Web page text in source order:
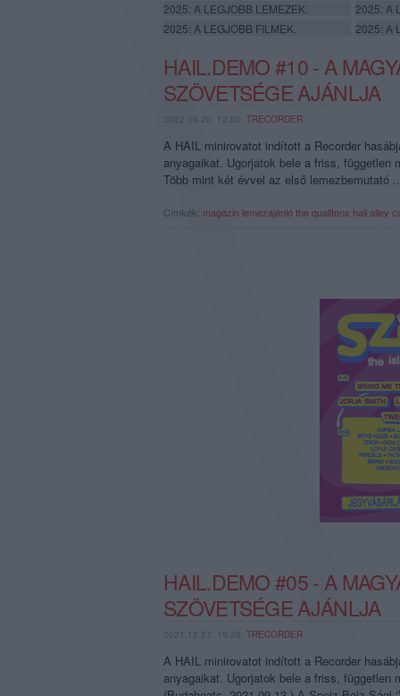
2025: A LEGJOBB LEMEZEK.
2025: A
2025: A LEGJOBB FILMEK.
2025: A
HAIL.DEMO #10 - A
SZÖVETSÉGE AJÁNLJA
2022.06.20. 12:00, TRECORDER
A HAIL minirovatot indított a Recorder
anyagaikat. Ugorjatok bele a friss, független
Több mint két évvel az első lemezbemutató
Címkék: magazin lemezajánlóthe qualitons hailalley
HAIL.DEMO #05 - A
SZÖVETSÉGE AJÁNLJA
2021.12.27. 19:26, TRECORDER
A HAIL minirovatot indított a Recorder
anyagaikat. Ugorjatok bele a friss,